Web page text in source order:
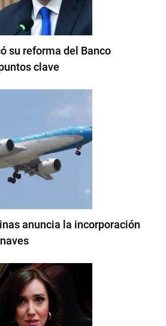
su reforma del Banco
clave
anuncia la incorporación